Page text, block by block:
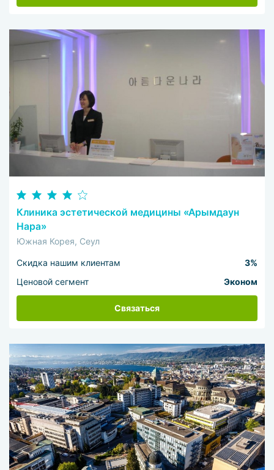
Клиника эстетической медицины «Арымдаун
Нара»
Южная Корея, Сеул
Скидка нашим клиентам
3%
Ценовой сегмент
Эконом
Связаться